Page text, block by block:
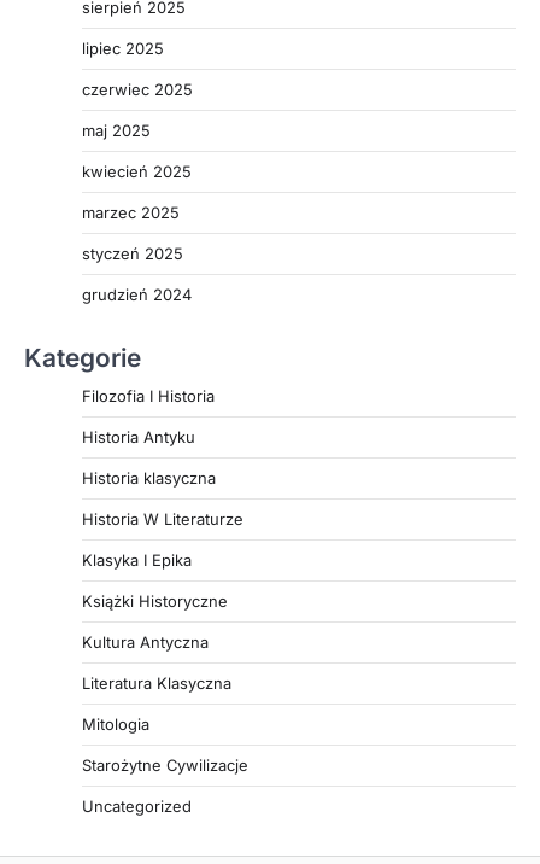
sierpień 2025
lipiec 2025
czerwiec 2025
maj 2025
kwiecień 2025
marzec 2025
styczeń 2025
grudzień 2024
Kategorie
Filozofia I Historia
Historia Antyku
Historia klasyczna
Historia W Literaturze
Klasyka I Epika
Książki Historyczne
Kultura Antyczna
Literatura Klasyczna
Mitologia
Starożytne Cywilizacje
Uncategorized